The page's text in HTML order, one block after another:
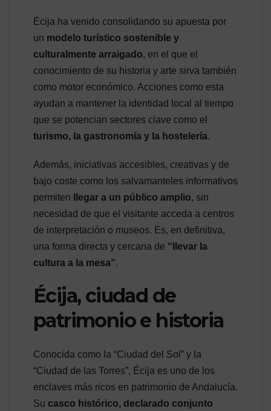
Écija ha venido consolidando su apuesta por
un modelo turístico sostenible y
culturalmente arraigado, en el que el
conocimiento de su historia y arte sirva también
como motor económico. Acciones como esta
ayudan a mantener la identidad local al tiempo
que se potencian sectores clave como el
turismo, la gastronomía y la hostelería.
Además, iniciativas accesibles, creativas y de
bajo coste como los salvamanteles informativos
permiten
llegar a un público amplio, sin
necesidad de que el visitante acceda a centros
de interpretación o museos. Es, en definitiva,
una forma directa y cercana de “llevar la
cultura a la mesa”.
Écija, ciudad de
patrimonio e historia
Conocida como la “Ciudad del Sol” y la
“Ciudad de las Torres”, Écija es uno de los
enclaves más ricos en patrimonio de Andalucía.
Su casco histórico, declarado conjunto